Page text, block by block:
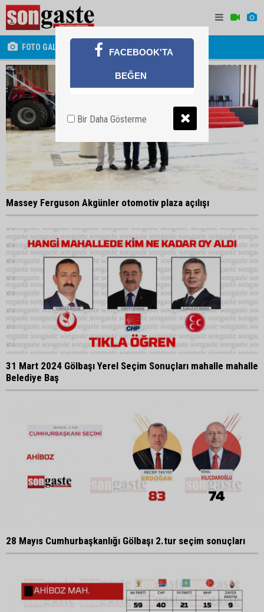
FOTO GALERİ
Massey Ferguson Akgünler otomotiv plaza açılışı
31 Mart 2024 Gölbaşı Yerel Seçim Sonuçları mahalle mahalle
Belediye Baş
28 Mayıs Cumhurbaşkanlığı Gölbaşı 2.tur seçim sonuçları
FACEBOOK'TA
BEĞEN
Bir Daha Gösterme